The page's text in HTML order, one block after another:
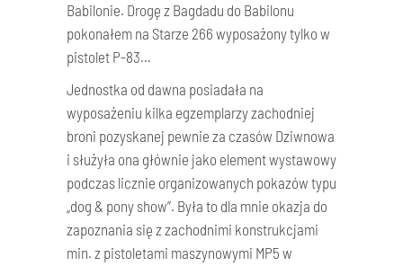
Babilonie. Drogę z Bagdadu do Babilonu
pokonałem na Starze 266 wyposażony tylko w
pistolet P-83…
Jednostka od dawna posiadała na
wyposażeniu kilka egzemplarzy zachodniej
broni pozyskanej pewnie za czasów Dziwnowa
i służyła ona głównie jako element wystawowy
podczas licznie organizowanych pokazów typu
„dog & pony show”. Była to dla mnie okazja do
zapoznania się z zachodnimi konstrukcjami
min. z pistoletami maszynowymi MP5 w